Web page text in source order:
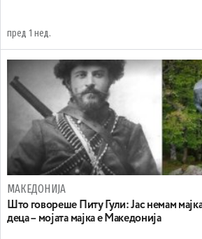
пред 1 нед.
МАКЕДОНИЈА
Што говореше Питу Гули: Јас немам
деца – мојата мајка е Македонија